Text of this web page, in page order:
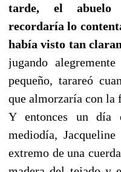
tarde, el abuelo
recordaría lo
había visto tan
jugando
pequeño, tarareó
que almorzaría con la
Y entonces un día
mediodía,
extremo de una